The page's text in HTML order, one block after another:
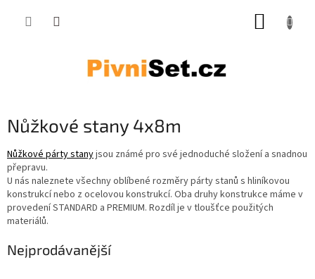
Nůžkové stany 4x8m
Nůžkové párty stanyjsou známé pro své jednoduché složení a snadnou
přepravu.
U nás naleznete všechny oblíbené rozměry párty stanů s hliníkovou
konstrukcí nebo z ocelovou konstrukcí. Oba druhy konstrukce máme v
provedení STANDARD a PREMIUM. Rozdíl je v tloušťce použitých
materiálů.
Nejprodávanější